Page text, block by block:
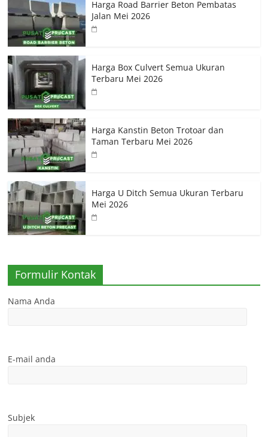
Harga Road Barrier Beton Pembatas
Jalan Mei 2026
Harga Box Culvert Semua Ukuran
Terbaru Mei 2026
Harga Kanstin Beton Trotoar dan
Taman Terbaru Mei 2026
Harga U Ditch Semua Ukuran Terbaru
Mei 2026
Formulir Kontak
Nama Anda
E-mail anda
Subjek